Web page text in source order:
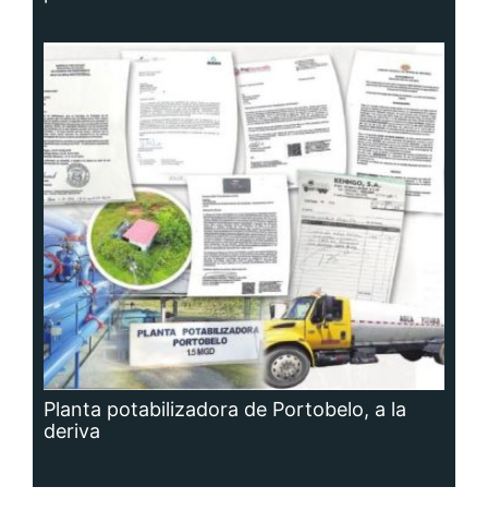
Planta potabilizadora de Portobelo, a la
deriva